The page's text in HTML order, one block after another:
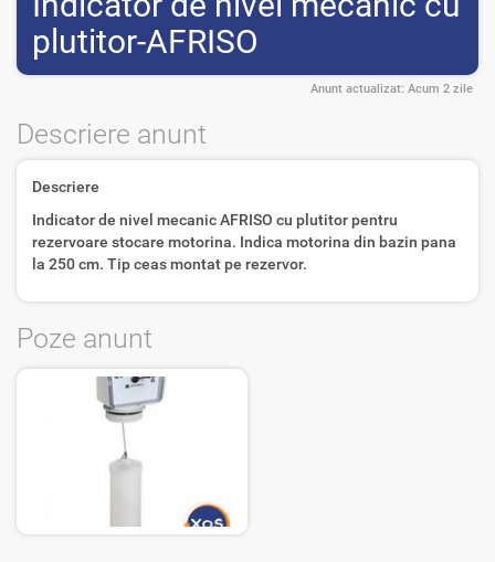
plutitor-AFRISO
Anunt actualizat: Acum 2 zile
Descriere anunt
Descriere
Indicator de nivel mecanic AFRISO cu plutitor pentru
rezervoare stocare motorina. Indica motorina din bazin pana
la 250 cm. Tip ceas montat pe rezervor.
Poze anunt